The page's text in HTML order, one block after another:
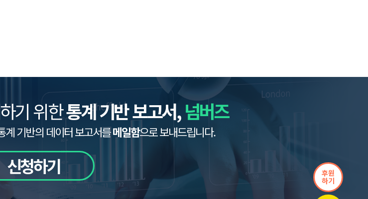
후원
하기
기 위한통계 기반 보고서,넘버즈
계 기반의 데이터 보고서를메일함으로 보내드립니다.
신청하기